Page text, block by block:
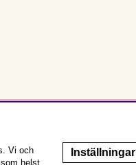
Vi och
helst
Inställningar